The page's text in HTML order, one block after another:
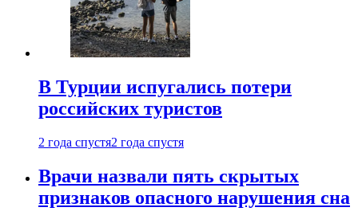
В Турции испугались потери
российских туристов
2 года спустя2 года спустя
Врачи назвали пять скрытых
признаков опасного нарушения сна